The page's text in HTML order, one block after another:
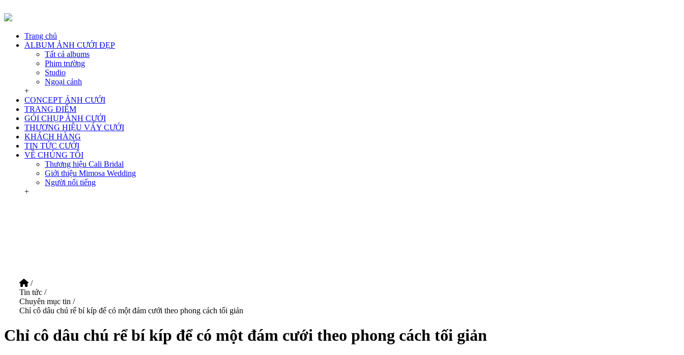
Trang chủ
ALBUM ẢNH CƯỚI ĐẸP
Tất cả albums
Phim trường
Studio
Ngoại cảnh
+
CONCEPT ẢNH CƯỚI
TRANG ĐIỂM
GÓI CHỤP ẢNH CƯỚI
THƯƠNG HIỆU VÁY CƯỚI
KHÁCH HÀNG
TIN TỨC CƯỚI
VỀ CHÚNG TÔI
Thương hiệu Cali Bridal
Giới thiệu Mimosa Wedding
Người nổi tiếng
+
/
Tin tức /
Chuyên mục tin /
Chỉ cô dâu chú rể bí kíp để có một đám cưới theo phong cách tối giản
Chỉ cô dâu chú rể bí kíp để có một đám cưới theo phong cách tối giản